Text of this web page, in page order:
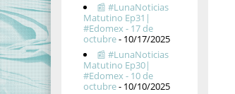
📰 #LunaNoticias
Matutino Ep31|
#Edomex - 17 de
octubre- 10/17/2025
📰 #LunaNoticias
Matutino Ep30|
#Edomex - 10 de
octubre- 10/10/2025